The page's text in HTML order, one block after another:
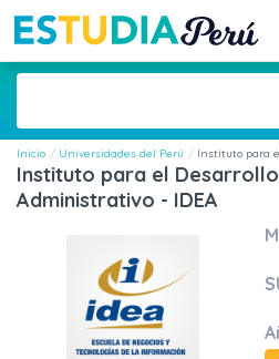
Inicio Universidades del Perú Instituto para
Instituto para el
Administrativo - IDEA